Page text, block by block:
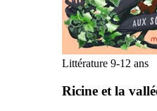
Littérature 9-12 ans
Ricine et la